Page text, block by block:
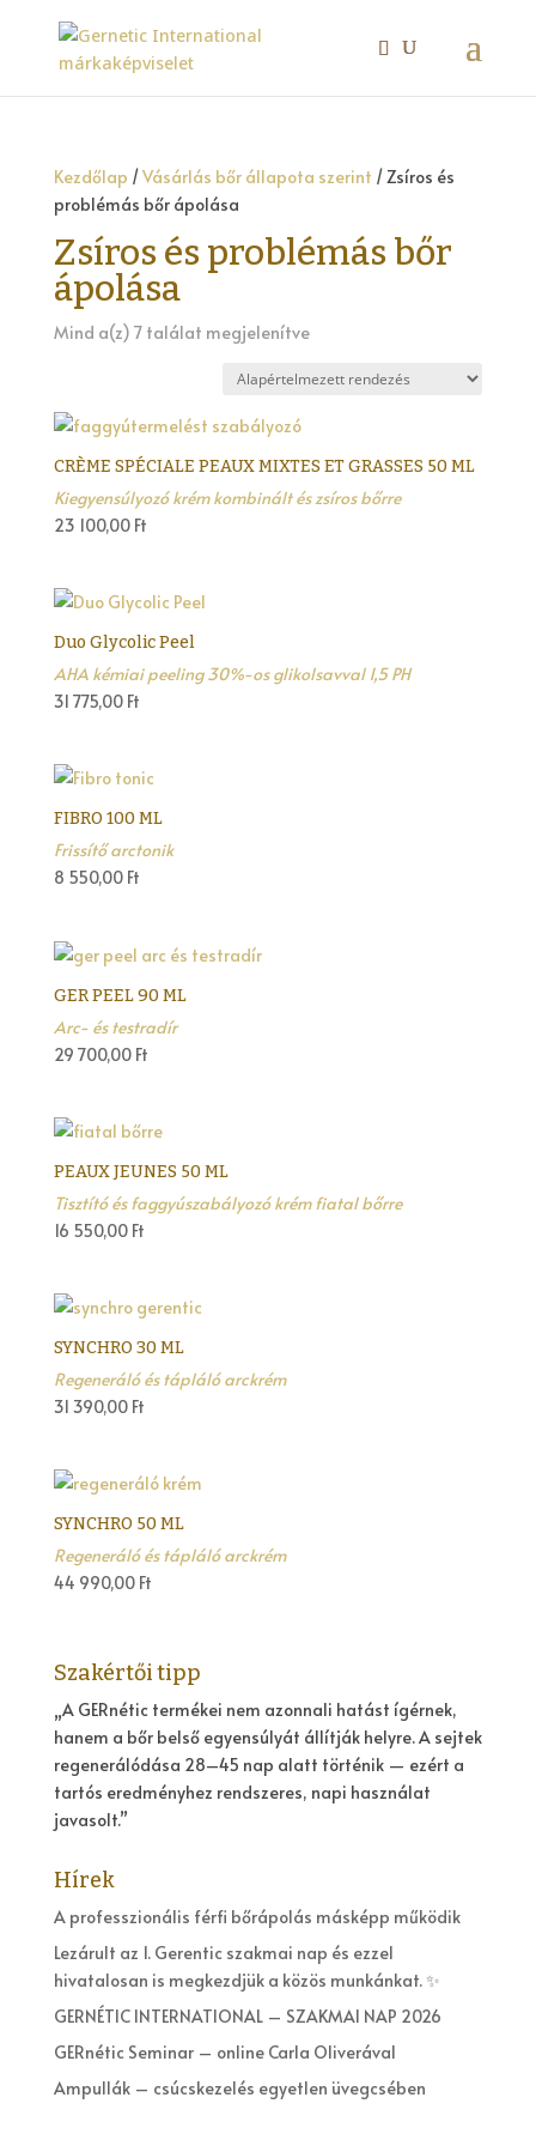
Kezdőlap /Vásárlás bőr állapota szerint / Zsíros és
problémás bőr ápolása
Zsíros és problémás bőr
ápolása
Mind a(z) 7 találat megjelenítve
CRÈME SPÉCIALE PEAUX MIXTES ET GRASSES 50 ML
Kiegyensúlyozó krém kombinált és zsíros bőrre
23 100,00 Ft
Duo Glycolic Peel
AHA kémiai peeling 30%-os glikolsavval 1,5 PH
31 775,00 Ft
FIBRO 100 ML
Frissítő arctonik
8 550,00 Ft
GER PEEL 90 ML
Arc- és testradír
29 700,00 Ft
PEAUX JEUNES 50 ML
Tisztító és faggyúszabályozó krém fiatal bőrre
16 550,00 Ft
SYNCHRO 30 ML
Regeneráló és tápláló arckrém
31 390,00 Ft
SYNCHRO 50 ML
Regeneráló és tápláló arckrém
44 990,00 Ft
Szakértői tipp
„A GERnétic termékei nem azonnali hatást ígérnek,
hanem a bőr belső egyensúlyát állítják helyre. A sejtek
regenerálódása 28–45 nap alatt történik — ezért a
tartós eredményhez rendszeres, napi használat
javasolt.”
Hírek
A professzionális férfi bőrápolás másképp működik
Lezárult az 1. Gerentic szakmai nap és ezzel
hivatalosan is megkezdjük a közös munkánkat. ✨
GERNÉTIC INTERNATIONAL – SZAKMAI NAP 2026
GERnétic Seminar – online Carla Oliverával
Ampullák – csúcskezelés egyetlen üvegcsében